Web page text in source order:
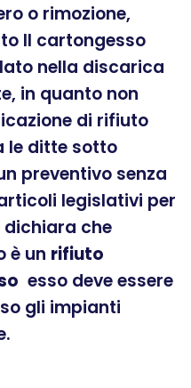
o rimozione,
Il cartongesso
nella discarica
in quanto non
di rifiuto
le ditte sotto
preventivo senza
legislativi per
dichiara che
è un rifiuto
esso deve essere
gli impianti